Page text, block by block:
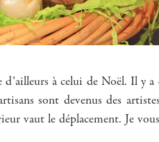
à celui de Noël. Il y
sont devenus des
vaut le déplacement. Je